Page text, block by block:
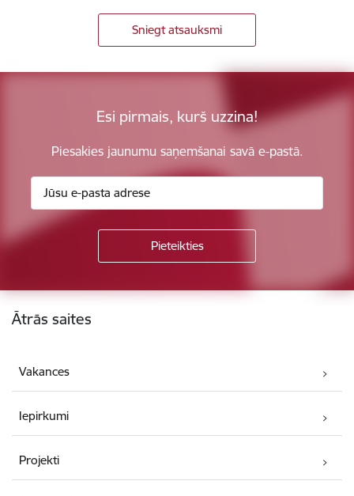
Sniegt atsauksmi
Esi pirmais, kurš uzzina!
Piesakies jaunumu saņemšanai savā e-pastā.
Kājene
Ātrās saites
Vakances
Iepirkumi
Projekti